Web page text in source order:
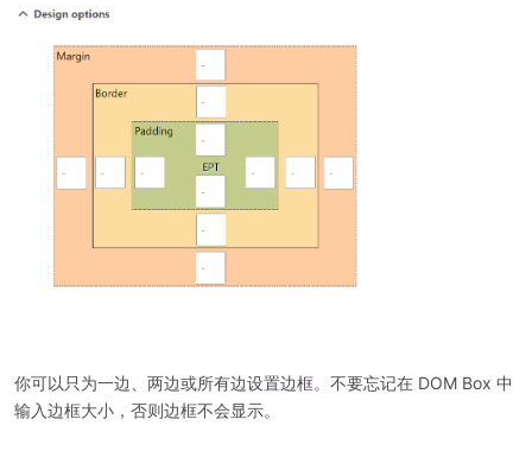
你可以只为一边、两边或所有边设置边框。不要忘记在 DOM Box 中
输入边框大小，否则边框不会显示。